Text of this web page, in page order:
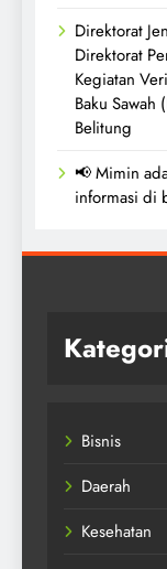
Direktorat
Direktorat
Kegiatan
Baku Sawah
Belitung
📢 Mimin
informasi di
Bisnis
Daerah
Kesehatan